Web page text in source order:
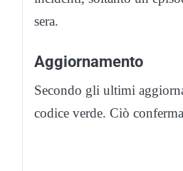
sera.
Aggiornamento
Secondo gli ultimi
codice verde. Ciò